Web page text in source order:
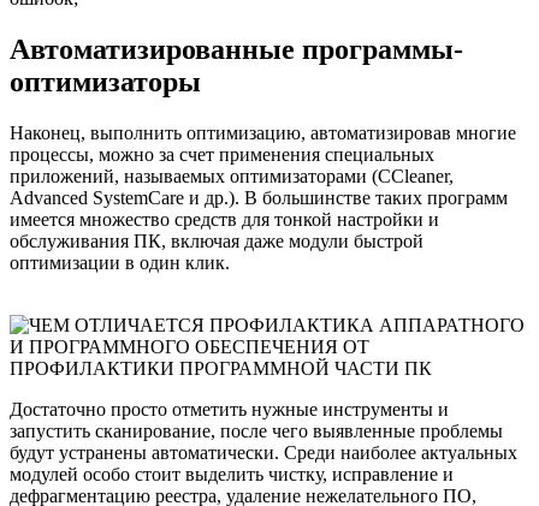
Автоматизированные программы-
оптимизаторы
Наконец, выполнить оптимизацию, автоматизировав многие
процессы, можно за счет применения специальных
приложений, называемых оптимизаторами (CCleaner,
Advanced SystemCare и др.). В большинстве таких программ
имеется множество средств для тонкой настройки и
обслуживания ПК, включая даже модули быстрой
оптимизации в один клик.
Достаточно просто отметить нужные инструменты и
запустить сканирование, после чего выявленные проблемы
будут устранены автоматически. Среди наиболее актуальных
модулей особо стоит выделить чистку, исправление и
дефрагментацию реестра, удаление нежелательного ПО,